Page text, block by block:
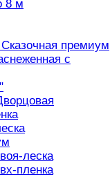
8 м
премиум
с
леска
пленка